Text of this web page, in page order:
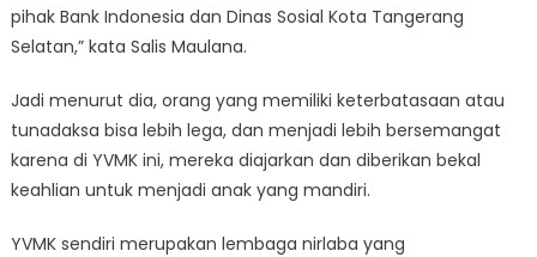
pihak Bank Indonesia dan Dinas Sosial Kota Tangerang
Selatan,” kata Salis Maulana.
Jadi menurut dia, orang yang memiliki keterbatasaan atau
tunadaksa bisa lebih lega, dan menjadi lebih bersemangat
karena di YVMK ini, mereka diajarkan dan diberikan bekal
keahlian untuk menjadi anak yang mandiri.
YVMK sendiri merupakan lembaga nirlaba yang